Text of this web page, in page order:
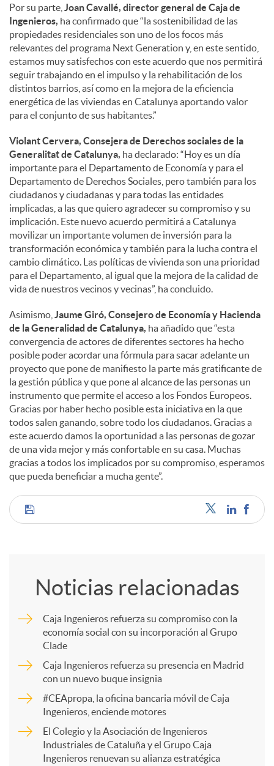
Por su parte, Joan Cavallé, director general de Caja de
Ingenieros, ha confirmado que “la sostenibilidad de las
propiedades residenciales son uno de los focos más
relevantes del programa Next Generation y, en este sentido,
estamos muy satisfechos con este acuerdo que nos permitirá
seguir trabajando en el impulso y la rehabilitación de los
distintos barrios, así como en la mejora de la eficiencia
energética de las viviendas en Catalunya aportando valor
para el conjunto de sus habitantes.”
Violant Cervera, Consejera de Derechos sociales de la
Generalitat de Catalunya, ha declarado: “Hoy es un día
importante para el Departamento de Economía y para el
Departamento de Derechos Sociales, pero también para los
ciudadanos y ciudadanas y para todas las entidades
implicadas, a las que quiero agradecer su compromiso y su
implicación. Este nuevo acuerdo permitirá a Catalunya
movilizar un importante volumen de inversión para la
transformación económica y también para la lucha contra el
cambio climático. Las políticas de vivienda son una prioridad
para el Departamento, al igual que la mejora de la calidad de
vida de nuestros vecinos y vecinas”, ha concluido.
Asimismo, Jaume Giró, Consejero de Economía y Hacienda
de la Generalidad de Catalunya, ha añadido que “esta
convergencia de actores de diferentes sectores ha hecho
posible poder acordar una fórmula para sacar adelante un
proyecto que pone de manifiesto la parte más gratificante de
la gestión pública y que pone al alcance de las personas un
instrumento que permite el acceso a los Fondos Europeos.
Gracias por haber hecho posible esta iniciativa en la que
todos salen ganando, sobre todo los ciudadanos. Gracias a
este acuerdo damos la oportunidad a las personas de gozar
de una vida mejor y más confortable en su casa. Muchas
gracias a todos los implicados por su compromiso, esperamos
que pueda beneficiar a mucha gente”.
C
m
r
Noticias relacionadas
Caja Ingenieros refuerza su compromiso con la
economía social con su incorporación al Grupo
Clade
Caja Ingenieros refuerza su presencia en Madrid
con un nuevo buque insignia
#CEApropa, la oficina bancaria móvil de Caja
Ingenieros, enciende motores
El Colegio y la Asociación de Ingenieros
Industriales de Cataluña y el Grupo Caja
Ingenieros renuevan su alianza estratégica